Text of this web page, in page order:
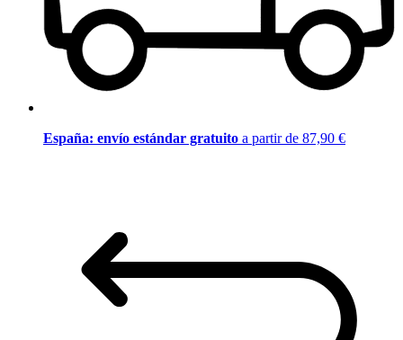
España: envío estándar gratuito a partir de 87,90 €